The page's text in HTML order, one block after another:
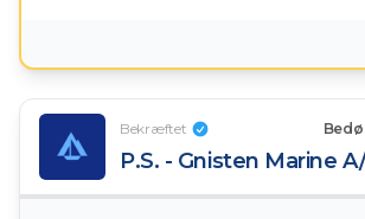
Bekræftet
P.S. - Gnisten Marine